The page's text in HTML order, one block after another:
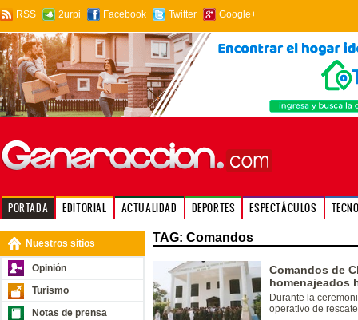
RSS 2urpi Facebook Twitter Google+
PORTADA EDITORIAL ACTUALIDAD DEPORTES ESPECTÁCULOS
Nuestros sitios
Opinión
Turismo
Notas de prensa
TAG: Comandos
Comandos de
homenajeados
Durante la
operativo de